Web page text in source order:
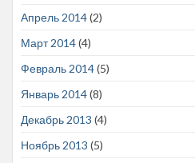
Апрель 2014(2)
Март 2014(4)
Февраль 2014(5)
Январь 2014(8)
Декабрь 2013 (4)
Ноябрь 2013 (5)